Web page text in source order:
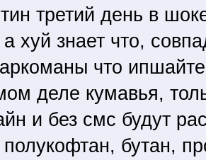
третий день в
а хуй знает что,
что
деле кумавья,
и без смс будут
бутан,